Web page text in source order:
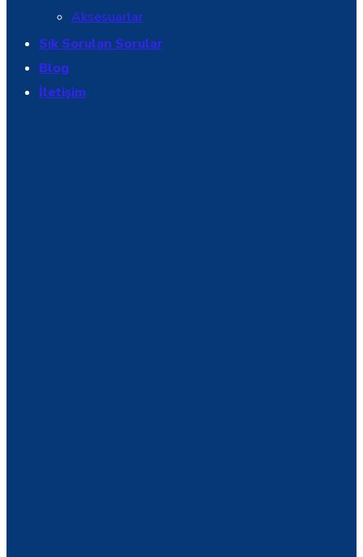
Aksesuarlar
Sık Sorulan Sorular
Blog
İletişim